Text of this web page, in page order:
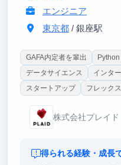
エンジニア
東京都/ 銀座駅
GAFA内定者を輩出 Python
データサイエンス
インタ
スタートアップ
フレック
株式会社プレイド
得られる経験・成長